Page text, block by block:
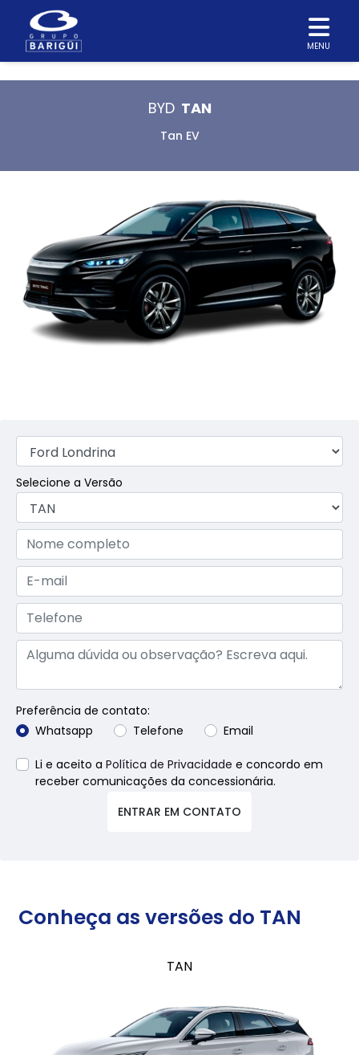
MENU
BYD TAN
Tan EV
Selecione a Versão
Preferência de contato:
Whatsapp
Telefone Email
Li e aceito a Política de Privacidade e concordo em
receber comunicações da concessionária.
ENTRAR EM CONTATO
Conheça as versões do TAN
TAN